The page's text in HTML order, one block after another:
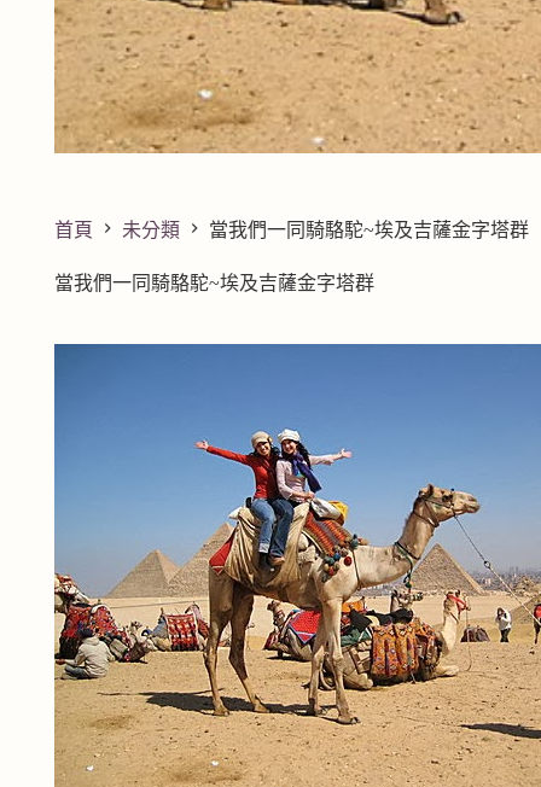
首頁 未分類 當我們一同騎駱駝~埃及吉薩金字塔群
當我們一同騎駱駝~埃及吉薩金字塔群